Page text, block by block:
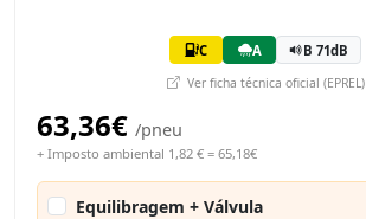
C A B 71dB
Ver ficha técnica oficial (EPREL)
63,36€ /pneu
+ Imposto ambiental 1,82 € = 65,18€
Equilibragem + Válvula